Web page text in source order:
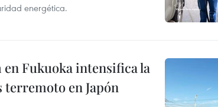
energética.
en Fukuoka intensifica la
terremoto en Japón